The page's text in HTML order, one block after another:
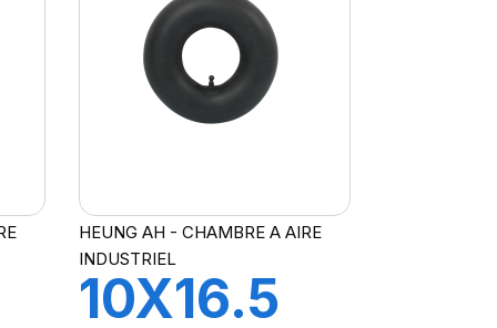
HEUNG AH - CHAMBRE A AIRE
INDUSTRIEL
10X16.5